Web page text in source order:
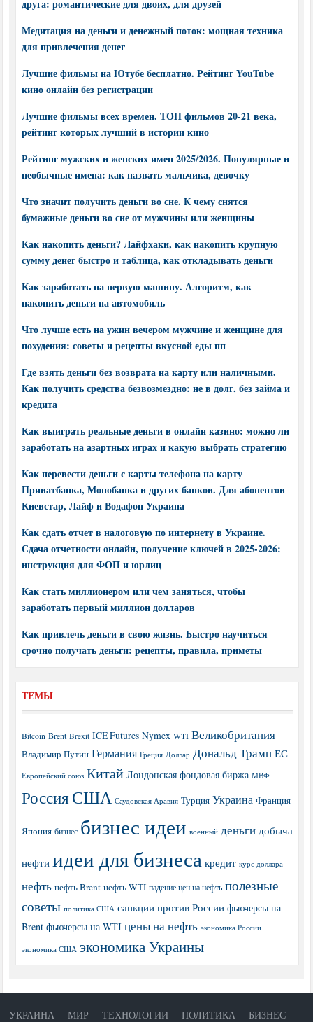
друга: романтические для двоих, для друзей
Медитация на деньги и денежный поток: мощная техника
для привлечения денег
Лучшие фильмы на Ютубе бесплатно. Рейтинг YouTube
кино онлайн без регистрации
Лучшие фильмы всех времен. ТОП фильмов 20-21 века,
рейтинг которых лучший в истории кино
Рейтинг мужских и женских имен 2025/2026. Популярные и
необычные имена: как назвать мальчика, девочку
Что значит получить деньги во сне. К чему снятся
бумажные деньги во сне от мужчины или женщины
Как накопить деньги? Лайфхаки, как накопить крупную
сумму денег быстро и таблица, как откладывать деньги
Как заработать на первую машину. Алгоритм, как
накопить деньги на автомобиль
Что лучше есть на ужин вечером мужчине и женщине для
похудения: советы и рецепты вкусной еды пп
Где взять деньги без возврата на карту или наличными.
Как получить средства безвозмездно: не в долг, без займа и
кредита
Как выиграть реальные деньги в онлайн казино: можно ли
заработать на азартных играх и какую выбрать стратегию
Как перевести деньги с карты телефона на карту
Приватбанка, Монобанка и других банков. Для абонентов
Киевстар, Лайф и Водафон Украина
Как сдать отчет в налоговую по интернету в Украине.
Сдача отчетности онлайн, получение ключей в 2025-2026:
инструкция для ФОП и юрлиц
Как стать миллионером или чем заняться, чтобы
заработать первый миллион долларов
Как привлечь деньги в свою жизнь. Быстро научиться
срочно получать деньги: рецепты, правила, приметы
ТЕМЫ
Bitcoin Brent Brexit ICE Futures Nymex WTI Великобритания
Владимир Путин Германия Греция Доллар Дональд Трамп ЕС
Европейский союз Китай Лондонская фондовая биржа МВФ
РоссияСША Саудовская Аравия Турция Украина Франция
Япония бизнес бизнес идеи военный деньги добыча
нефти идеи для бизнеса кредит курс доллара
нефть нефть Brent нефть WTI падение цен на нефть полезные
советы политика США санкции против России фьючерсы на
Brent фьючерсы на WTI цены на нефть экономика России
экономика США экономика Украины
УКРАИНА МИР ТЕХНОЛОГИИ ПОЛИТИКА
БИЗНЕС